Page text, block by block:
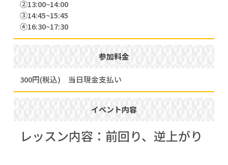
②13:00~14:00
③14:45~15:45
④16:30~17:30
参加料金
300円(税込) 当日現金支払い
イベント内容
レッスン内容：前回り、逆上がり